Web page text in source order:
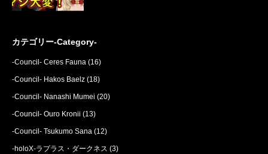
カテゴリー-Category-
-Council- Ceres Fauna (16)
-Council- Hakos Baelz (18)
-Council- Nanashi Mumei (20)
-Council- Ouro Kronii (13)
-Council- Tsukumo Sana (12)
-holoX-ラプラス・ダークネス (3)